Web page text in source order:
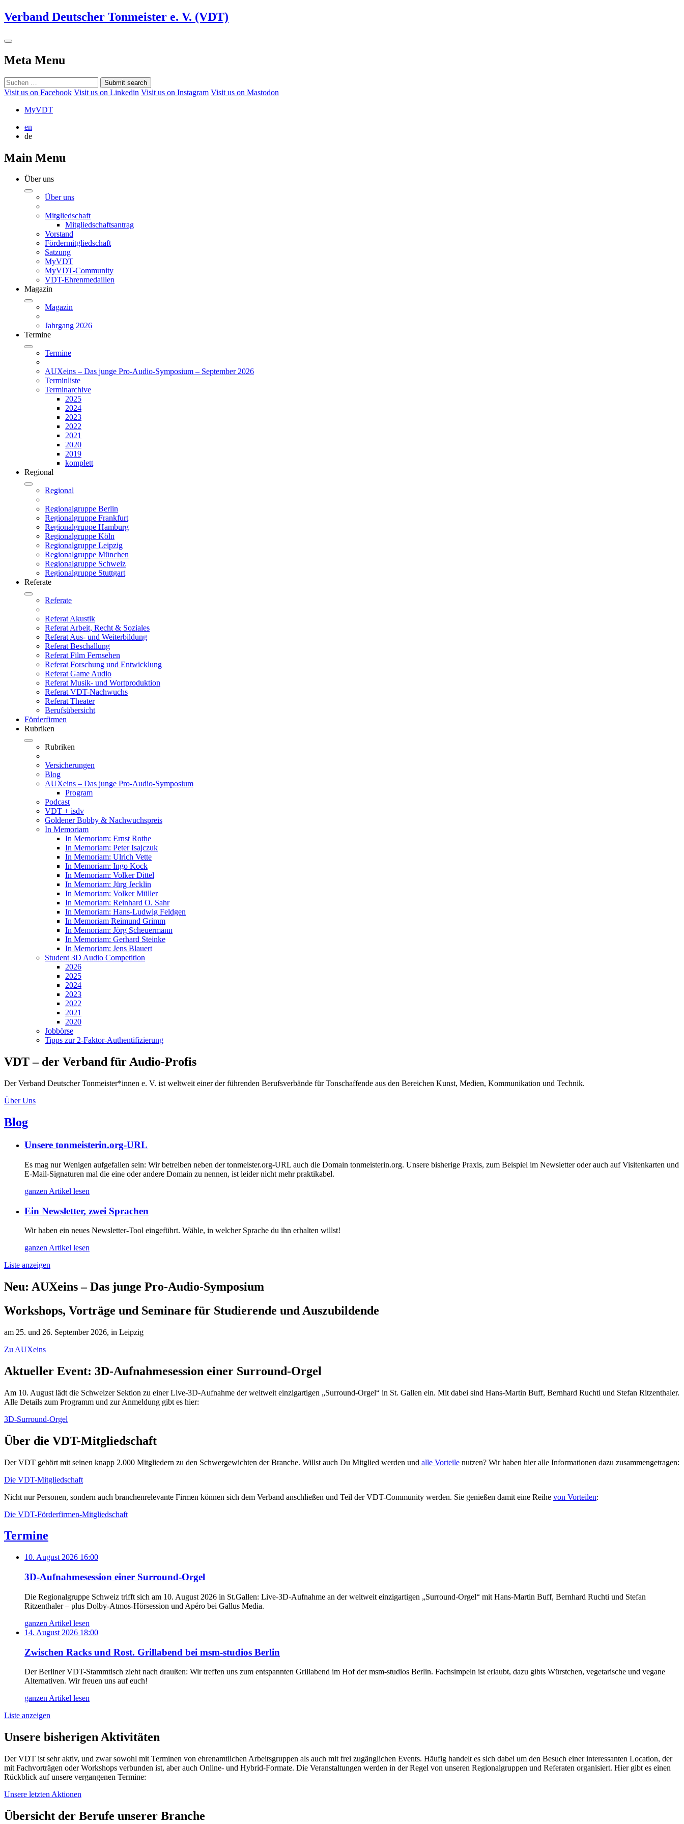
Verband Deutscher Tonmeister e. V. (VDT)
Meta Menu
Submit search
Visit us on Facebook Visit us on Linkedin Visit us on Instagram Visit us on Mastodon
MyVDT
en
de
Main Menu
Über uns
Über uns
Mitgliedschaft
Mitgliedschaftsantrag
Vorstand
Fördermitgliedschaft
Satzung
MyVDT
MyVDT-Community
VDT-Ehrenmedaillen
Magazin
Magazin
Jahrgang 2026
Termine
Termine
AUXeins – Das junge Pro-Audio-Symposium – September 2026
Terminliste
Terminarchive
2025
2024
2023
2022
2021
2020
2019
komplett
Regional
Regional
Regionalgruppe Berlin
Regionalgruppe Frankfurt
Regionalgruppe Hamburg
Regionalgruppe Köln
Regionalgruppe Leipzig
Regionalgruppe München
Regionalgruppe Schweiz
Regionalgruppe Stuttgart
Referate
Referate
Referat Akustik
Referat Arbeit, Recht & Soziales
Referat Aus- und Weiterbildung
Referat Beschallung
Referat Film Fernsehen
Referat Forschung und Entwicklung
Referat Game Audio
Referat Musik- und Wortproduktion
Referat VDT-Nachwuchs
Referat Theater
Berufsübersicht
Förderfirmen
Rubriken
Rubriken
Versicherungen
Blog
AUXeins – Das junge Pro-Audio-Symposium
Program
Podcast
VDT + isdv
Goldener Bobby & Nachwuchspreis
In Memoriam
In Memoriam: Ernst Rothe
In Memoriam: Peter Isajczuk
In Memoriam: Ulrich Vette
In Memoriam: Ingo Kock
In Memoriam: Volker Dittel
In Memoriam: Jürg Jecklin
In Memoriam: Volker Müller
In Memoriam: Reinhard O. Sahr
In Memoriam: Hans-Ludwig Feldgen
In Memoriam Reimund Grimm
In Memoriam: Jörg Scheuermann
In Memoriam: Gerhard Steinke
In Memoriam: Jens Blauert
Student 3D Audio Competition
2026
2025
2024
2023
2022
2021
2020
Jobbörse
Tipps zur 2-Faktor-Authentifizierung
VDT ­– der Verband für Audio-Profis
Der Verband Deutscher Tonmeister*innen e. V. ist weltweit einer der führenden Berufsverbände für Tonschaffende aus den Bereichen Kunst, Medien, Kommunikation und Technik.
Über Uns
Blog
Unsere tonmeisterin.org-URL
Es mag nur Wenigen aufgefallen sein: Wir betreiben neben der tonmeister.org-URL auch die Domain tonmeisterin.org. Unsere bisherige Praxis, zum Beispiel im Newsletter oder auch auf Visitenkarten und
E-Mail-Signaturen mal die eine oder andere Domain zu nennen, ist leider nicht mehr praktikabel.
ganzen Artikel lesen
Ein Newsletter, zwei Sprachen
Wir haben ein neues Newsletter-Tool eingeführt. Wähle, in welcher Sprache du ihn erhalten willst!
ganzen Artikel lesen
Liste anzeigen
Neu: AUXeins – Das junge Pro-Audio-Symposium
Workshops, Vorträge und Seminare für Studierende und Auszubildende
am 25. und 26. September 2026, in Leipzig
Zu AUXeins
Aktueller Event: 3D-Aufnahmesession einer Surround-Orgel
Am 10. August lädt die Schweizer Sektion zu einer Live-3D-Aufnahme der weltweit einzigartigen „Surround-Orgel“ in St. Gallen ein. Mit dabei sind Hans-Martin Buff, Bernhard Ruchti und Stefan Ritzenthaler.
Alle Details zum Programm und zur Anmeldung gibt es hier:
3D-Surround-Orgel
Über die VDT-Mitgliedschaft
Der VDT gehört mit seinen knapp 2.000 Mitgliedern zu den Schwergewichten der Branche. Willst auch Du Mitglied werden und alle Vorteile nutzen? Wir haben hier alle Informationen dazu zusammengetragen:
Die VDT-Mitgliedschaft
Nicht nur Personen, sondern auch branchenrelevante Firmen können sich dem Verband anschließen und Teil der VDT-Community werden. Sie genießen damit eine Reihe von Vorteilen:
Die VDT-Förderfirmen-Mitgliedschaft
Termine
10. August 2026 16:00
3D-Aufnahmesession einer Surround-Orgel
Die Regionalgruppe Schweiz trifft sich am 10. August 2026 in St.Gallen: Live-3D-Aufnahme an der weltweit einzigartigen „Surround-Orgel“ mit Hans-Martin Buff, Bernhard Ruchti und Stefan
Ritzenthaler – plus Dolby-Atmos-Hörsession und Apéro bei Gallus Media.
ganzen Artikel lesen
14. August 2026 18:00
Zwischen Racks und Rost. Grillabend bei msm-studios Berlin
Der Berliner VDT-Stammtisch zieht nach draußen: Wir treffen uns zum entspannten Grillabend im Hof der msm-studios Berlin. Fachsimpeln ist erlaubt, dazu gibts Würstchen, vegetarische und vegane
Alternativen. Wir freuen uns auf euch!
ganzen Artikel lesen
Liste anzeigen
Unsere bisherigen Aktivitäten
Der VDT ist sehr aktiv, und zwar sowohl mit Terminen von ehrenamtlichen Arbeitsgruppen als auch mit frei zugänglichen Events. Häufig handelt es sich dabei um den Besuch einer interessanten Location, der
mit Fachvorträgen oder Workshops verbunden ist, aber auch Online- und Hybrid-Formate. Die Veranstaltungen werden in der Regel von unseren Regionalgruppen und Referaten organisiert. Hier gibt es einen
Rückblick auf unsere vergangenen Termine:
Unsere letzten Aktionen
Übersicht der Berufe unserer Branche